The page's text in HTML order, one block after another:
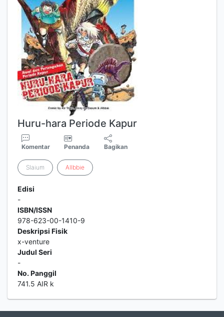
Huru-hara Periode Kapur
Komentar Penanda Bagikan
Slaium Allbbie
Edisi
-
ISBN/ISSN
978-623-00-1410-9
Deskripsi Fisik
x-venture
Judul Seri
-
No. Panggil
741.5 AIR k